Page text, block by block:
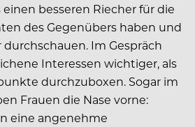
besseren Riecher für die
des Gegenübers haben und
Im Gespräch
Interessen wichtiger, als
durchzuboxen. Sogar im
Frauen die Nase vorne:
eine angenehme